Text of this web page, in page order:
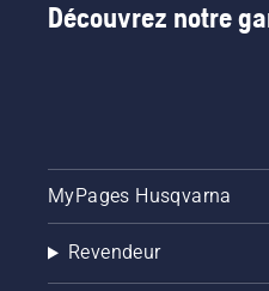
Découvrez notre
MyPages Husqvarna
Revendeur